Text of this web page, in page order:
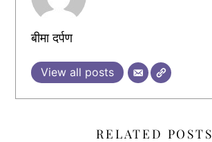
बीमा दर्पण
View all posts
RELATED POSTS